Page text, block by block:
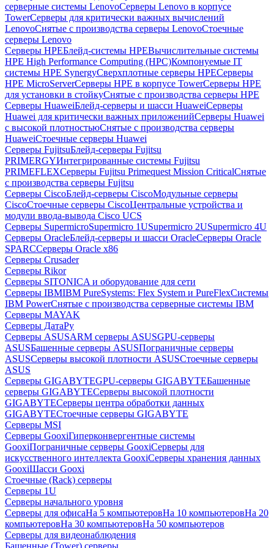
серверные системы LenovoСерверы Lenovo в корпусе
TowerСерверы для критически важных вычислений
LenovoСнятые с производства серверы LenovoСтоечные
серверы Lenovo
Серверы HPEБлейд-системы HPEВычислительные системы
HPE High Performance Computing (HPC)Компонуемые IT
системы HPE SynergyСверхплотные серверы HPEСерверы
HPE MicroServerСерверы HPE в корпусе TowerСерверы HPE
для установки в стойкуСнятые с производства серверы HPE
Серверы HuaweiБлейд-серверы и шасси HuaweiСерверы
Huawei для критически важных приложенийСерверы Huawei
с высокой плотностьюСнятые с производства серверы
HuaweiСтоечные серверы Huawei
Серверы FujitsuБлейд-серверы Fujitsu
PRIMERGYИнтегрированные системы Fujitsu
PRIMEFLEXСерверы Fujitsu Primequest Mission CriticalСнятые
с производства серверы Fujitsu
Серверы CiscoБлейд-серверы CiscoМодульные серверы
CiscoСтоечные серверы CiscoЦентральные устройства и
модули ввода-вывода Cisco UCS
Серверы SupermicroSupermicro 1USupermicro 2USupermicro 4U
Серверы OracleБлейд-серверы и шасси OracleСерверы Oracle
SPARCСерверы Oracle x86
Серверы Crusader
Серверы Rikor
Серверы SITONICA и оборудование для сети
Серверы IBMIBM PureSystems: Flex System и PureFlexСистемы
IBM PowerСнятые с производства серверные системы IBM
Серверы MAYAK
Серверы ДатаРу
Серверы ASUSARM серверы ASUSGPU-серверы
ASUSБашенные серверы ASUSПограничные серверы
ASUSСерверы высокой плотности ASUSСтоечные серверы
ASUS
Серверы GIGABYTEGPU-серверы GIGABYTEБашенные
серверы GIGABYTEСерверы высокой плотности
GIGABYTEСерверы центра обработки данных
GIGABYTEСтоечные серверы GIGABYTE
Серверы MSI
Серверы GooxiГиперконвергентные системы
GooxiПограничные серверы GooxiСерверы для
искусственного интеллекта GooxiСерверы хранения данных
GooxiШасси Gooxi
Стоечные (Rack) серверы
Серверы 1U
Серверы начального уровня
Серверы для офисаНа 5 компьютеровНа 10 компьютеровНа 20
компьютеровНа 30 компьютеровНа 50 компьютеров
Серверы для видеонаблюдения
Башенные (Tower) серверы